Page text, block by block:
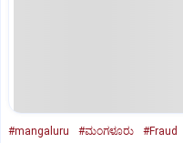
#mangaluru #ಮಂಗಳೂರು #Fraud